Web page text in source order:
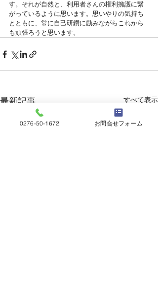
す。それが自然と、利用者さんの権利擁護に繋
がっているように思います。思いやりの気持ち
とともに、常に自己研鑽に励みながらこれから
も頑張ろうと思います。
最新記事 すべて表示
0276-50-1672 お問合せフォーム